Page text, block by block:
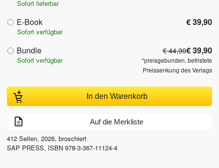
Sofort lieferbar
E-Book € 39,90
Sofort verfügbar
Bundle € 44,90€ 39,90
*preisgebunden, befristete
Preissenkung des Verlags
Sofort verfügbar
In den Warenkorb
Auf die Merkliste
412 Seiten, 2026, broschiert
SAP PRESS, ISBN 978-3-367-11124-4